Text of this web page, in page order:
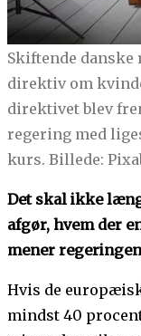
Skiftende
direktiv om
direktivet blev
regering med
kurs. Billede:
Det skal ikke
afgør, hvem der
mener
Hvis de
mindst 40